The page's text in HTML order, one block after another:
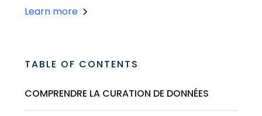
Learn more
TABLE OF CONTENTS
COMPRENDRE LA CURATION DE DONNÉES